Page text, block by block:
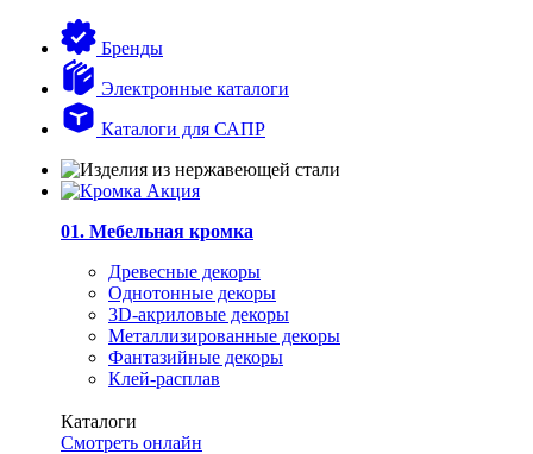
Бренды
Электронные каталоги
Каталоги для САПР
01. Мебельная кромка
Древесные декоры
Однотонные декоры
3D-акриловые декоры
Металлизированные декоры
Фантазийные декоры
Клей-расплав
Каталоги
Смотреть онлайн